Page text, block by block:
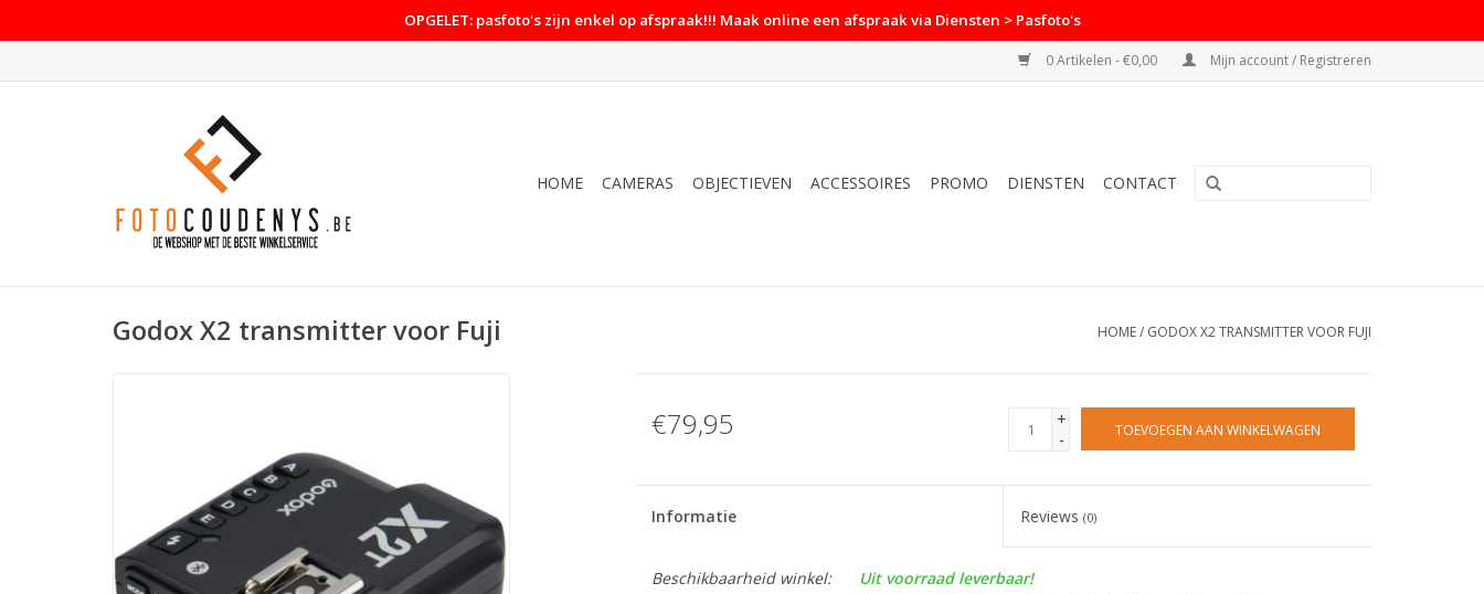
OPGELET: pasfoto's zijn enkel op afspraak!!! Maak online een afspraak via Diensten > Pasfoto's
0 Artikelen - €0,00 Mijn account / Registreren
HOME CAMERAS OBJECTIEVEN ACCESSOIRES PROMO DIENSTEN CONTACT
Godox X2 transmitter voor Fuji HOME/ GODOX X2 TRANSMITTER VOOR FUJI
€79,95
+
-
TOEVOEGEN AAN WINKELWAGEN
Informatie Reviews(0)
Beschikbaarheid winkel:
Uit voorraad leverbaar!